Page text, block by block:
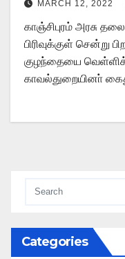
MARCH 12, 2022
காஞ்சிபுரம் அரசு
பிரிவுக்குள்
குழந்தையை
காவல்துறையினா்
Categories